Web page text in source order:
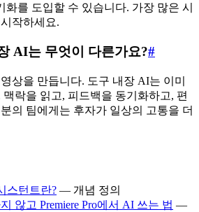
화를 도입할 수 있습니다. 가장 많은 시
작하세요.
AI는 무엇이 다른가요?#
상을 만듭니다. 도구 내장 AI는 이미
락을 읽고, 피드백을 동기화하고, 편
의 팀에게는 후자가 일상의 고통을 더
스턴트란? — 개념 정의
않고 Premiere Pro에서 AI 쓰는 법 —